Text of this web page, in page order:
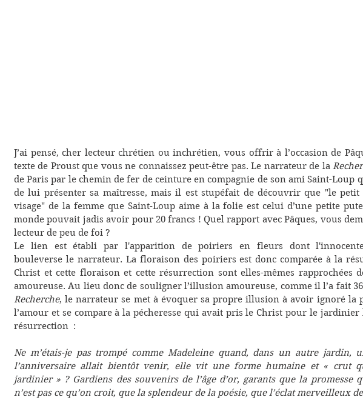
J’ai pensé, cher lecteur chrétien ou inchrétien, vous offrir à l’occasion de
texte de Proust que vous ne connaissez peut-être pas. Le narrateur de la
de Paris par le chemin de fer de ceinture en compagnie de son ami Saint-Loup
de lui présenter sa maîtresse, mais il est stupéfait de découvrir que "le petit
visage" de la femme que Saint-Loup aime à la folie est celui d’une petite
monde pouvait jadis avoir pour 20 francs ! Quel rapport avec Pâques, vous
lecteur de peu de foi ?
Le lien est établi par l'apparition de poiriers en fleurs dont
bouleverse le narrateur. La floraison des poiriers est donc comparée à la
Christ et cette floraison et cette résurrection sont elles-mêmes rapprochées
Recherche, le narrateur se met à évoquer sa propre illusion à avoir ignoré la
l’amour et se compare à la pécheresse qui avait pris le Christ pour le
résurrection  :
Ne m’étais-je pas trompé comme Madeleine quand, dans un autre jardin,
l’anniversaire allait bientôt venir, elle vit une forme humaine et « crut
jardinier » ? Gardiens des souvenirs de l’âge d’or, garants que la promesse
n’est pas ce qu’on croit, que la splendeur de la poésie, que l’éclat merveilleux